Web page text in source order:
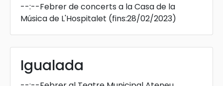
--:--Febrer de concerts a la Casa de la
Música de L'Hospitalet (fins:28/02/2023)
Igualada